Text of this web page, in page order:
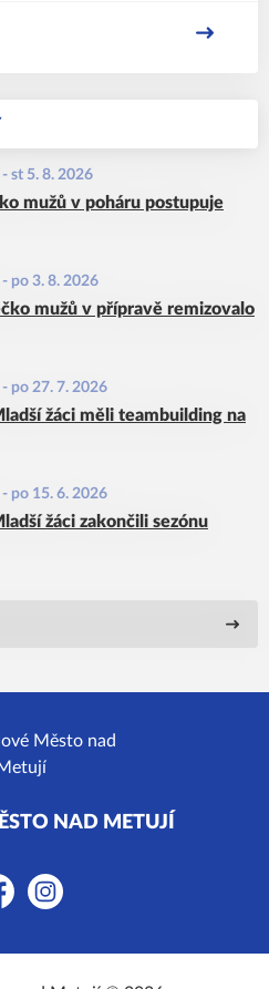
- st 5. 8. 2026
mužů v poháru postupuje
- po 3. 8. 2026
mužů v přípravě remizovalo
- po 27. 7. 2026
žáci měli teambuilding na
- po 15. 6. 2026
žáci zakončili sezónu
NAD METUJÍ
Instagram